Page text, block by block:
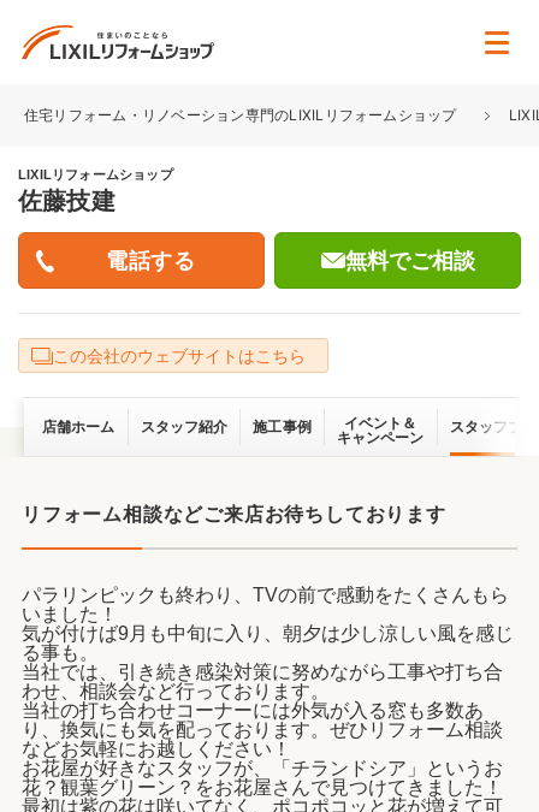
住宅リフォーム・リノベーション専門のLIXILリフォームショップ
LIXILリフォームショップ
佐藤技建
無料でご相談
この会社のウェブサイトはこちら
店舗ホーム スタッフ紹介 施工事例
イベント＆
キャンペーン
スタッフブ
リフォーム相談などご来店お待ちしております
パラリンピックも終わり、TVの前で感動をたくさんもら
いました！
気が付けば9月も中旬に入り、朝夕は少し涼しい風を感じ
る事も。
当社では、引き続き感染対策に努めながら工事や打ち合
わせ、相談会など行っております。
当社の打ち合わせコーナーには外気が入る窓も多数あ
り、換気にも気を配っております。ぜひリフォーム相談
などお気軽にお越しください！
お花屋が好きなスタッフが、「チランドシア」というお
花？観葉グリーン？をお花屋さんで見つけてきました！
最初は紫の花は咲いてなく、ポコポコッと花が増えて可